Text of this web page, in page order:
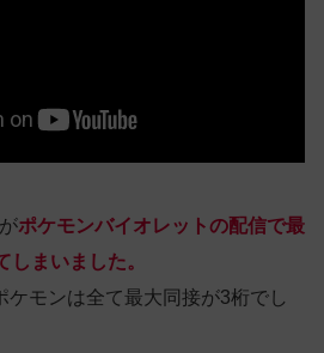
ポケモンバイオレットの配信で最
しまいました。
ケモンは全て最大同接が3桁でし